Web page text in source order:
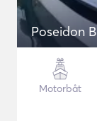
Poseidon
Motorbåt